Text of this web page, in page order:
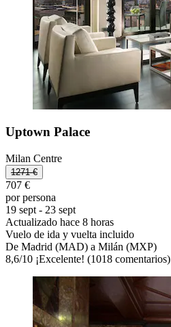
Uptown Palace
Milan Centre
1271 €
707 €
por persona
19 sept - 23 sept
Actualizado hace 8 horas
Vuelo de ida y vuelta incluido
De Madrid (MAD) a Milán (MXP)
8,6/10 ¡Excelente! (1018 comentarios)